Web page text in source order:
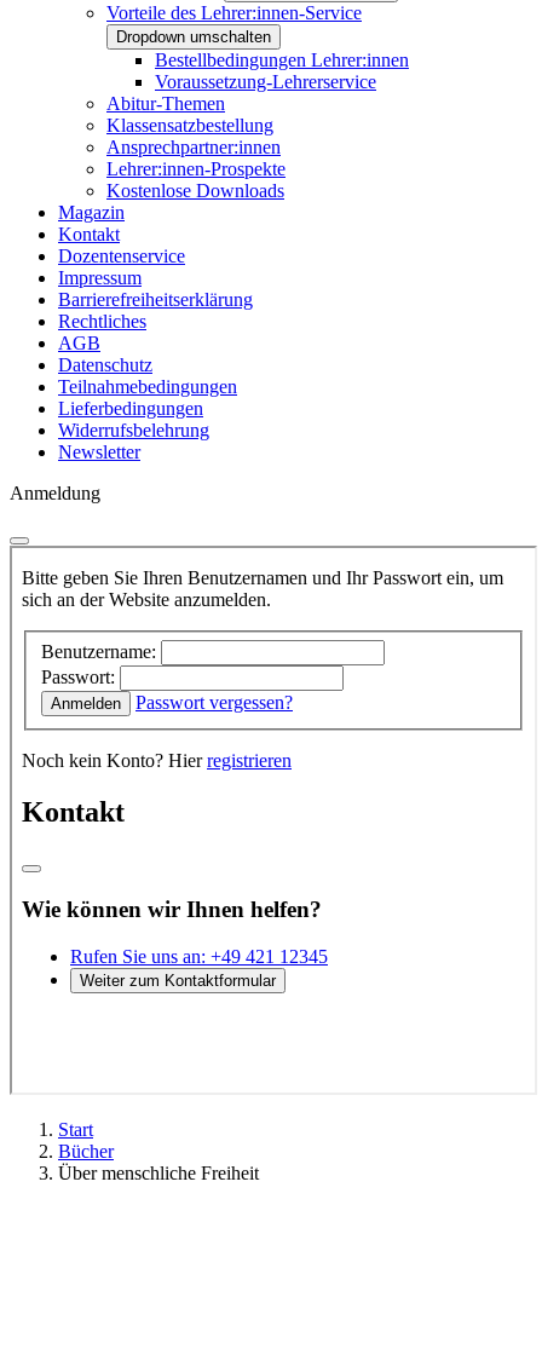
Vorteile des Lehrer:innen-Service
Dropdown umschalten
Bestellbedingungen Lehrer:innen
Voraussetzung-Lehrerservice
Abitur-Themen
Klassensatzbestellung
Ansprechpartner:innen
Lehrer:innen-Prospekte
Kostenlose Downloads
Magazin
Kontakt
Dozentenservice
Impressum
Barrierefreiheitserklärung
Rechtliches
AGB
Datenschutz
Teilnahmebedingungen
Lieferbedingungen
Widerrufsbelehrung
Newsletter
Anmeldung
Start
Bücher
Über menschliche Freiheit